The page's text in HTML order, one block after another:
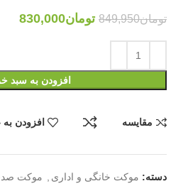
تومان849,950 تومان830,000
افزودن به سبد
مقایسه افزودن
دسته: موکت خانگی و اداری موکت